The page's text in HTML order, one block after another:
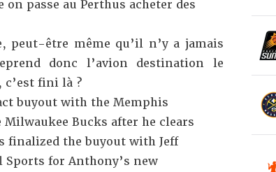
passe au Perthus acheter des
être même qu’il n’y a jamais
donc l’avion destination le
c’est fini là ?
buyout with the Memphis
Bucks after he clears
finalized the buyout with Jeff
Sports for Anthony’s new